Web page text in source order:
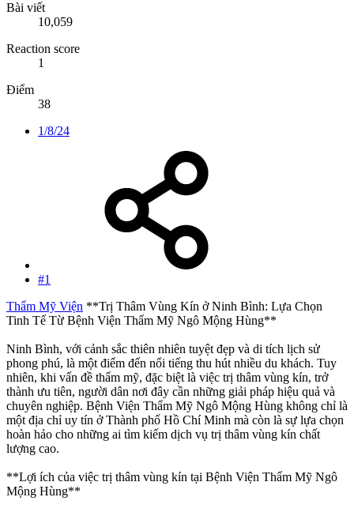
Bài viết
10,059
Reaction score
1
Điểm
38
1/8/24
#1
Thẩm Mỹ Viện **Trị Thâm Vùng Kín ở Ninh Bình: Lựa Chọn
Tinh Tế Từ Bệnh Viện Thẩm Mỹ Ngô Mộng Hùng**
Ninh Bình, với cảnh sắc thiên nhiên tuyệt đẹp và di tích lịch sử
phong phú, là một điểm đến nổi tiếng thu hút nhiều du khách. Tuy
nhiên, khi vấn đề thẩm mỹ, đặc biệt là việc trị thâm vùng kín, trở
thành ưu tiên, người dân nơi đây cần những giải pháp hiệu quả và
chuyên nghiệp. Bệnh Viện Thẩm Mỹ Ngô Mộng Hùng không chỉ là
một địa chỉ uy tín ở Thành phố Hồ Chí Minh mà còn là sự lựa chọn
hoàn hảo cho những ai tìm kiếm dịch vụ trị thâm vùng kín chất
lượng cao.
**Lợi ích của việc trị thâm vùng kín tại Bệnh Viện Thẩm Mỹ Ngô
Mộng Hùng**